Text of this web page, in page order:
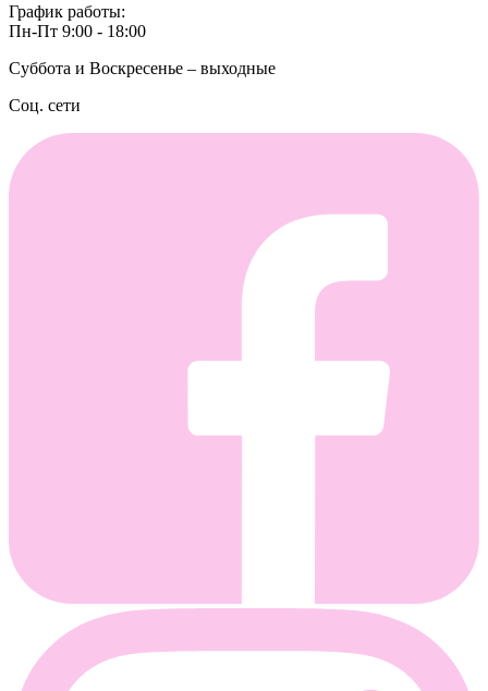
График работы:
Пн-Пт 9:00 - 18:00
Суббота и Воскресенье – выходные
Соц. сети